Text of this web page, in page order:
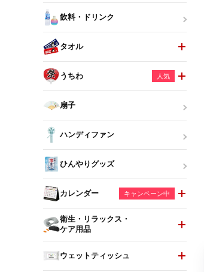
飲料・ドリンク
タオル
うちわ 人気
扇子
ハンディファン
ひんやりグッズ
カレンダー キャンペーン中
衛生・リラックス・
ケア用品
ウェットティッシュ